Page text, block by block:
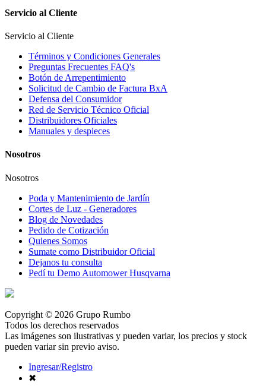
Servicio al Cliente
Servicio al Cliente
Términos y Condiciones Generales
Preguntas Frecuentes FAQ's
Botón de Arrepentimiento
Solicitud de Cambio de Factura BxA
Defensa del Consumidor
Red de Servicio Técnico Oficial
Distribuidores Oficiales
Manuales y despieces
Nosotros
Nosotros
Poda y Mantenimiento de Jardín
Cortes de Luz - Generadores
Blog de Novedades
Pedido de Cotización
Quienes Somos
Sumate como Distribuidor Oficial
Dejanos tu consulta
Pedí tu Demo Automower Husqvarna
Copyright © 2026 Grupo Rumbo
Todos los derechos reservados
Las imágenes son ilustrativas y pueden variar, los precios y stock
pueden variar sin previo aviso.
Ingresar/Registro
✖